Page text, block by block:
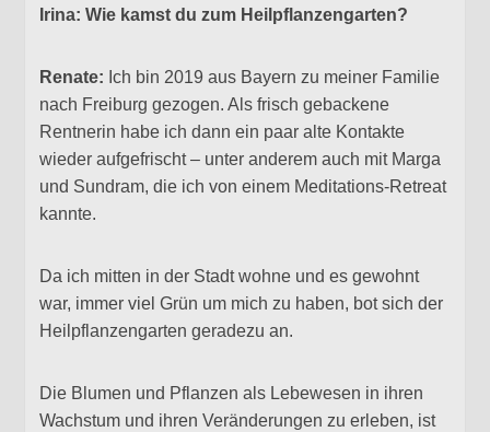
Irina: Wie kamst du zum Heilpflanzengarten?
Renate: Ich bin 2019 aus Bayern zu meiner Familie
nach Freiburg gezogen. Als frisch gebackene
Rentnerin habe ich dann ein paar alte Kontakte
wieder aufgefrischt – unter anderem auch mit Marga
und Sundram, die ich von einem Meditations-Retreat
kannte.
Da ich mitten in der Stadt wohne und es gewohnt
war, immer viel Grün um mich zu haben, bot sich der
Heilpflanzengarten geradezu an.
Die Blumen und Pflanzen als Lebewesen in ihren
Wachstum und ihren Veränderungen zu erleben, ist